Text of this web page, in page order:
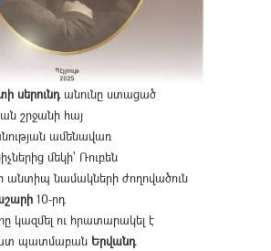
սերունդանունը ստացած
շրջանի հայ
ամենավառ
մեկի՝ Ռուբեն
անտիպ նամակների ժողովածուն
10-րդ
կազմել ու հրատարակել է
պատմաբան Երվանդ